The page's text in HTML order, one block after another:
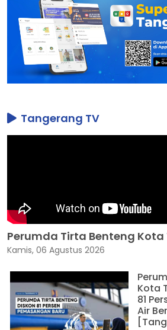
Tangerang TV
Perumda Tirta Benteng
Kamis, 06 Agustus 2026
Kota
81
Air